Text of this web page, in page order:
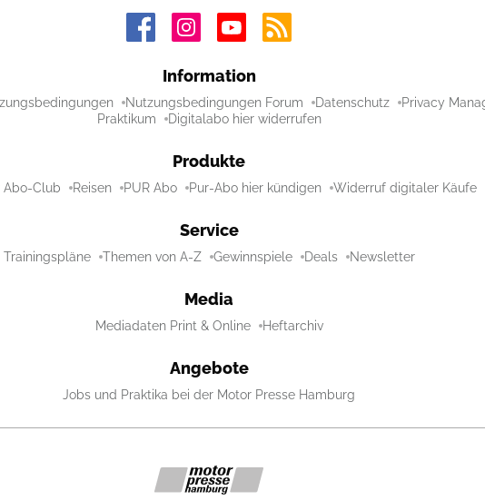
Information
Nutzungsbedingungen Forum Datenschutz
Privacy
Praktikum
Digitalabo hier widerrufen
Produkte
Abo-Club Reisen PUR Abo Pur-Abo hier kündigen Widerruf digitaler Käufe
Service
Trainingspläne Themen von A-Z Gewinnspiele Deals Newsletter
Media
Mediadaten Print & Online Heftarchiv
Angebote
Jobs und Praktika bei der Motor Presse Hamburg